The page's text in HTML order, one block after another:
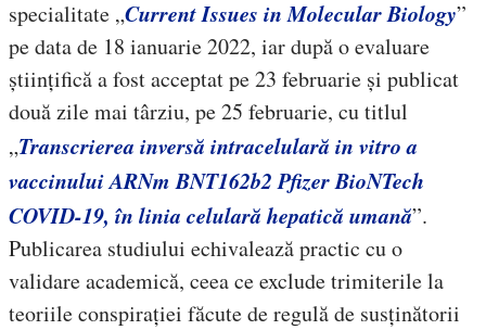
specialitate „Current Issues in Molecular Biology”
pe data de 18 ianuarie 2022, iar după o evaluare
științifică a fost acceptat pe 23 februarie și publicat
două zile mai târziu, pe 25 februarie, cu titlul
„Transcrierea inversă intracelulară in vitro a
vaccinului ARNm BNT162b2 Pfizer BioNTech
COVID-19, în linia celulară hepatică umană”.
Publicarea studiului echivalează practic cu o
validare academică, ceea ce exclude trimiterile la
teoriile conspirației făcute de regulă de susținătorii